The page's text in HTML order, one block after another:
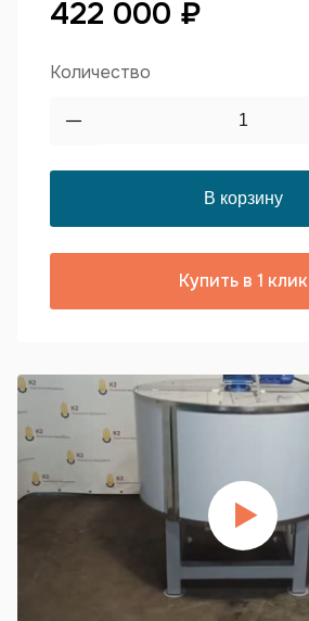
422 000 ₽
Количество
Купить в 1 клик